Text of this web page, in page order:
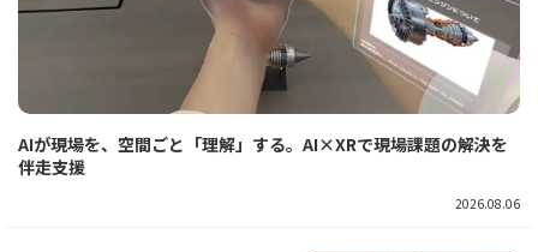
AIが現場を、空間ごと「理解」する。AI×XRで現場課題の解決を
伴走支援
2026.08.06